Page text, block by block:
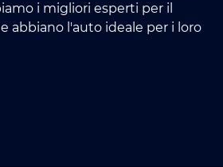
i migliori esperti per il
abbiano l'auto ideale per i loro